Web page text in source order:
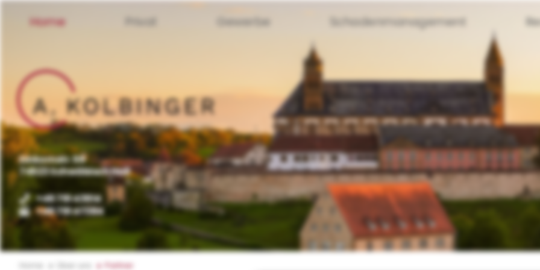
Home Privat Gewerbe Schadenmanagement
Einkornstr. 59
74523 Schwäbisch Hall
+49 791 43914
+49 791 47384
Partner